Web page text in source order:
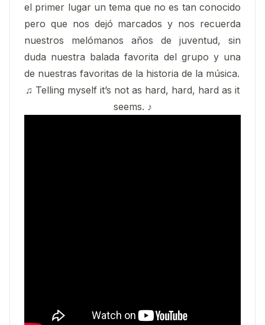
el primer lugar un tema que no es tan conocido
pero que nos dejó marcados y nos recuerda
nuestros melómanos años de juventud, sin
duda nuestra balada favorita del grupo y una
de nuestras favoritas de la historia de la música.
♫ Telling myself it’s not as hard, hard, hard as it
seems. ♪